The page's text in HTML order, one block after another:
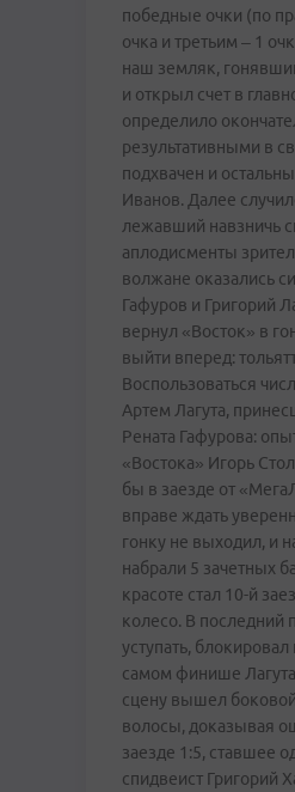
победные очки (по
очка и третьим – 1
наш земляк,
и открыл счет в
определило
результативными в
подхвачен и
Иванов. Далее
лежавший навзничь
аплодисменты
волжане оказались
Гафуров и Григорий
вернул «Восток» в
выйти вперед:
Воспользоваться
Артем Лагута,
Рената Гафурова:
«Востока» Игорь
бы в заезде от
вправе ждать
гонку не выходил, и
набрали 5 зачетных
красоте стал 10-й
колесо. В последний
уступать,
самом финише
сцену вышел
волосы, доказывая
заезде 1:5, ставшее
спидвеист Григорий